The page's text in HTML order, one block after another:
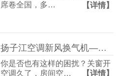
席卷全国，多…
【详情】
扬子江空调新风换气机——告别室内空气闷浊，畅享洁净富氧新生活
你是否也有这样的困扰？关窗开
空调久了，房间空…
【详情】